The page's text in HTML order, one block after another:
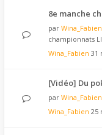
8e manche
par Wina_Fabien
championnats
Wina_Fabien 31
[Vidéo] Du
par Wina_Fabien
Wina_Fabien 25